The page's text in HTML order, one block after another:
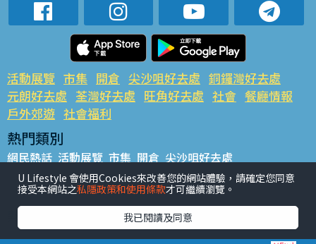
活動展覽 市集 開倉 尖沙咀好去處 銅鑼灣好去處
元朗好去處 荃灣好去處 旺角好去處 社會 餐廳情報
戶外郊遊 社會福利
熱門類別
網民熱話 活動展覽 市集 開倉 尖沙咀好去處
銅鑼灣好去處 元朗好去處 荃灣好去處 旺角好去處 社會
餐廳情報 戶外郊遊
熱門標籤
#UGO搵好去處 #人氣活動推介 #美食社群熱話
U Lifestyle 會使用Cookies來改善您的網站體驗，請確定您同意
接受本網站之私隱政策和使用條款才可繼續瀏覽。
我已閱讀及同意